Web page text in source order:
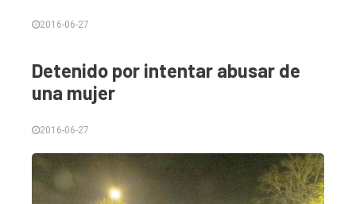
2016-06-27
Detenido por intentar abusar de
una mujer
2016-06-27